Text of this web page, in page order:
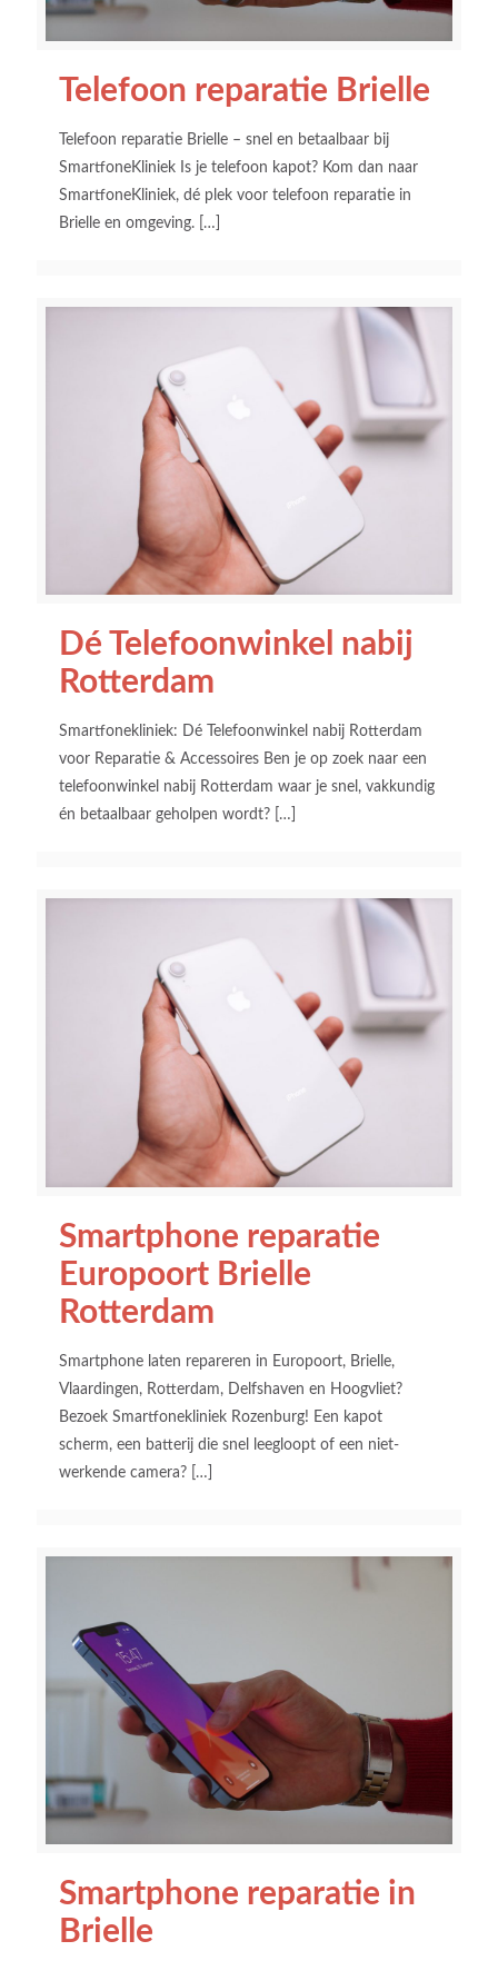
Telefoon reparatie Brielle
Telefoon reparatie Brielle – snel en betaalbaar bij
SmartfoneKliniek Is je telefoon kapot? Kom dan naar
SmartfoneKliniek, dé plek voor telefoon reparatie in
Brielle en omgeving. […]
Dé Telefoonwinkel nabij
Rotterdam
Smartfonekliniek: Dé Telefoonwinkel nabij Rotterdam
voor Reparatie & Accessoires Ben je op zoek naar een
telefoonwinkel nabij Rotterdam waar je snel, vakkundig
én betaalbaar geholpen wordt? […]
Smartphone reparatie
Europoort Brielle
Rotterdam
Smartphone laten repareren in Europoort, Brielle,
Vlaardingen, Rotterdam, Delfshaven en Hoogvliet?
Bezoek Smartfonekliniek Rozenburg! Een kapot
scherm, een batterij die snel leegloopt of een niet-
werkende camera? […]
Smartphone reparatie in
Brielle